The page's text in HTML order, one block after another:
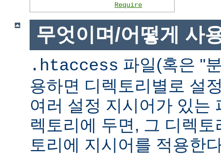
Require
무엇이며/어떻게 사
.htaccess 파일(혹은 "
용하면 디렉토리별로 설
여러 설정 지시어가 있는
렉토리에 두면, 그 디렉
토리에 지시어를 적용한